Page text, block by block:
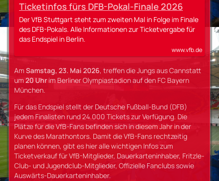
Ticketinfos fürs DFB-Pokal-Finale 2026
Der VfB Stuttgart steht zum zweiten Mal in Folge im Finale
des DFB-Pokals. Alle Informationen zur Ticketvergabe für
das Endspiel in Berlin.
www.vfb.de
Am Samstag, 23. Mai 2026, treffen die Jungs aus Cannstatt
um 20 Uhr im Berliner Olympiastadion auf den FC Bayern
München.
Für das Endspiel stellt der Deutsche Fußball-Bund (DFB)
jedem Finalisten rund 24.000 Tickets zur Verfügung. Die
Plätze für die VfB‑Fans befinden sich in diesem Jahr in der
Kurve des Marathontors. Damit die VfB-Fans rechtzeitig
planen können, gibt es hier alle wichtigen Infos zum
Ticketverkauf für VfB-Mitglieder, Dauerkarteninhaber, Fritzle-
Club- und Jugendclub-Mitglieder, Offizielle Fanclubs sowie
Auswärts-Dauerkarteninhaber.